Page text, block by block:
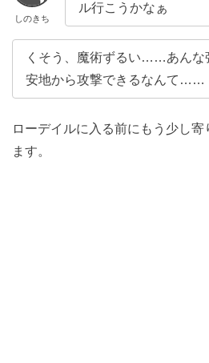
しのきち
ル行こうかなぁ
くそう、魔術ずるい……あんな
安地から攻撃できるなんて……
ローデイルに入る前にもう少し
ます。